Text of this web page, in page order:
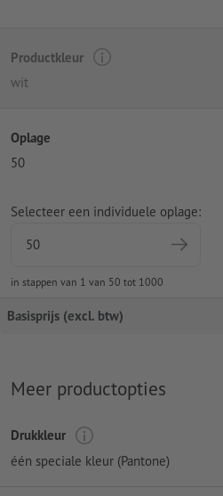
Productkleur
wit
Oplage
50
Selecteer een individuele oplage:
in stappen van 1 van 50 tot 1000
Basisprijs (excl. btw)
Meer productopties
Drukkleur
één speciale kleur (Pantone)